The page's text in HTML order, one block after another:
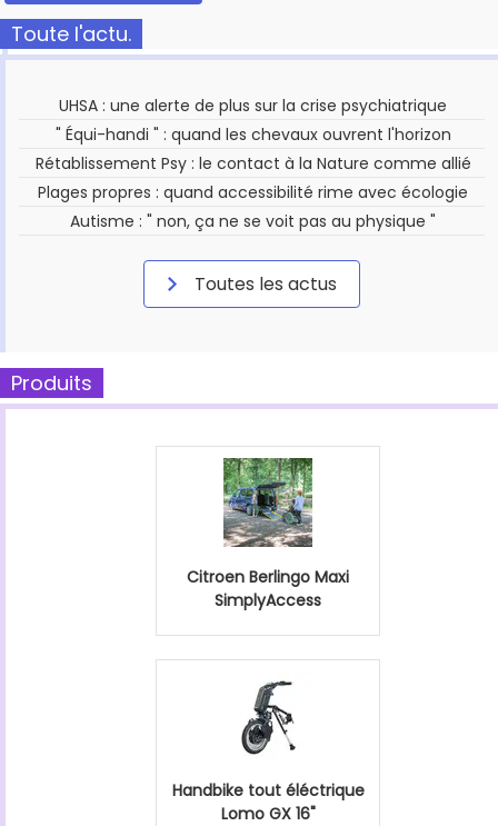
Toute l'actu.
UHSA : une alerte de plus sur la crise psychiatrique
" Équi-handi " : quand les chevaux ouvrent l'horizon
Rétablissement Psy : le contact à la Nature comme allié
Plages propres : quand accessibilité rime avec écologie
Autisme : " non, ça ne se voit pas au physique "
Toutes les actus
Produits
Citroen Berlingo Maxi
SimplyAccess
Handbike tout éléctrique
Lomo GX 16"